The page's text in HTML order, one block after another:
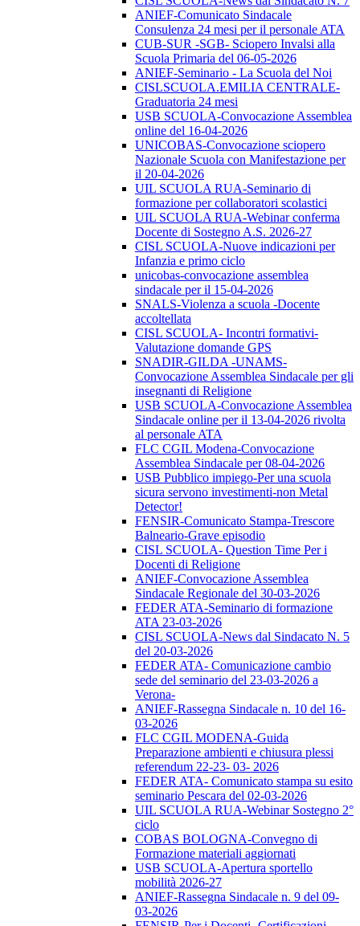
ANIEF-Comunicato Sindacale
Consulenza 24 mesi per il personale ATA
CUB-SUR -SGB- Sciopero Invalsi alla
Scuola Primaria del 06-05-2026
ANIEF-Seminario - La Scuola del Noi
CISLSCUOLA.EMILIA CENTRALE-
Graduatoria 24 mesi
USB SCUOLA-Convocazione Assemblea
online del 16-04-2026
UNICOBAS-Convocazione sciopero
Nazionale Scuola con Manifestazione per
il 20-04-2026
UIL SCUOLA RUA-Seminario di
formazione per collaboratori scolastici
UIL SCUOLA RUA-Webinar conferma
Docente di Sostegno A.S. 2026-27
CISL SCUOLA-Nuove indicazioni per
Infanzia e primo ciclo
unicobas-convocazione assemblea
sindacale per il 15-04-2026
SNALS-Violenza a scuola -Docente
accoltellata
CISL SCUOLA- Incontri formativi-
Valutazione domande GPS
SNADIR-GILDA -UNAMS-
Convocazione Assemblea Sindacale per gli
insegnanti di Religione
USB SCUOLA-Convocazione Assemblea
Sindacale online per il 13-04-2026 rivolta
al personale ATA
FLC CGIL Modena-Convocazione
Assemblea Sindacale per 08-04-2026
USB Pubblico impiego-Per una scuola
sicura servono investimenti-non Metal
Detector!
FENSIR-Comunicato Stampa-Trescore
Balneario-Grave episodio
CISL SCUOLA- Question Time Per i
Docenti di Religione
ANIEF-Convocazione Assemblea
Sindacale Regionale del 30-03-2026
FEDER ATA-Seminario di formazione
ATA 23-03-2026
CISL SCUOLA-News dal Sindacato N. 5
del 20-03-2026
FEDER ATA- Comunicazione cambio
sede del seminario del 23-03-2026 a
Verona-
ANIEF-Rassegna Sindacale n. 10 del 16-
03-2026
FLC CGIL MODENA-Guida
Preparazione ambienti e chiusura plessi
referendum 22-23- 03- 2026
FEDER ATA- Comunicato stampa su esito
seminario Pescara del 02-03-2026
UIL SCUOLA RUA-Webinar Sostegno 2°
ciclo
COBAS BOLOGNA-Convegno di
Formazione materiali aggiornati
USB SCUOLA-Apertura sportello
mobilità 2026-27
ANIEF-Rassegna Sindacale n. 9 del 09-
03-2026